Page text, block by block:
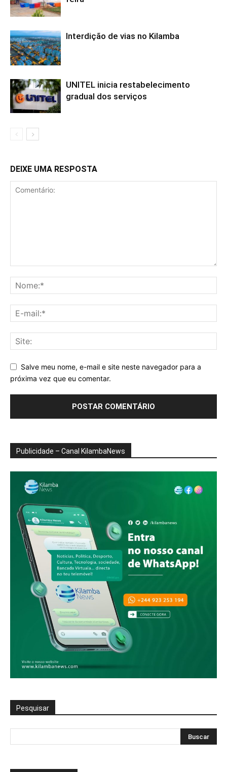
Interdição de vias no Kilamba
UNITEL inicia restabelecimento
gradual dos serviços
DEIXE UMA RESPOSTA
Salve meu nome, e-mail e site neste navegador para a
próxima vez que eu comentar.
Publicidade – Canal KilambaNews
Pesquisar